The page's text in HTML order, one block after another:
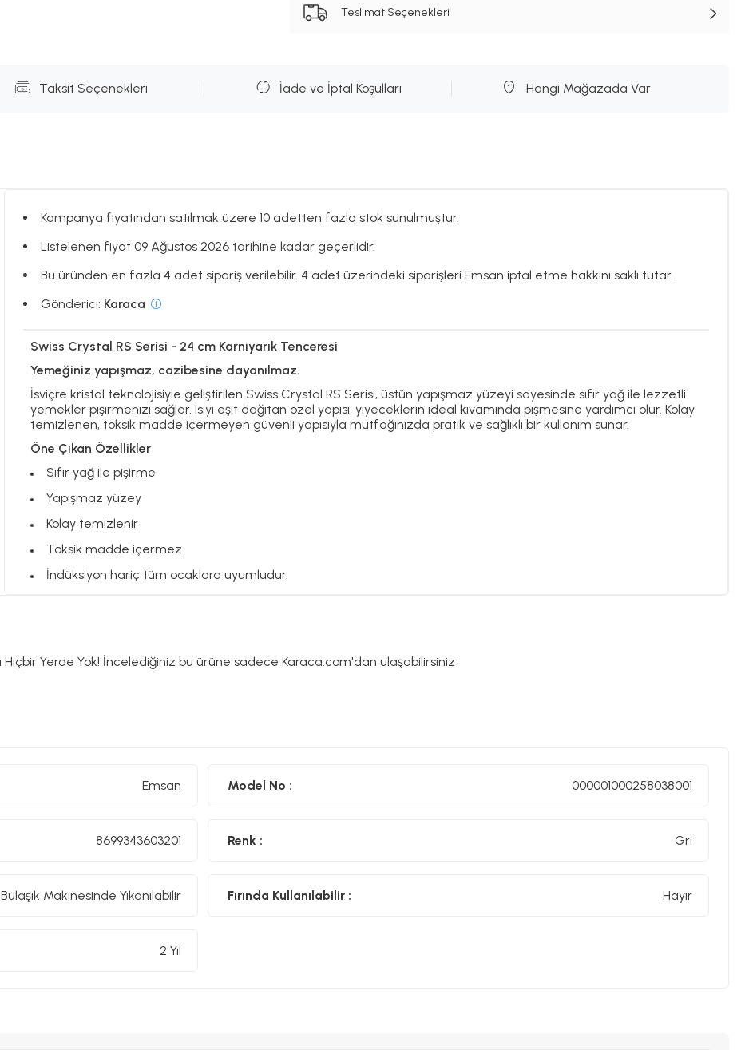
Teslimat Seçenekleri
Taksit Seçenekleri İade ve İptal Koşulları Hangi Mağazada Var
Kampanya fiyatından satılmak üzere 10 adetten fazla stok sunulmuştur.
Listelenen fiyat 09 Ağustos 2026 tarihine kadar geçerlidir.
Bu üründen en fazla 4 adet sipariş verilebilir. 4 adet üzerindeki siparişleri Emsan iptal etme hakkını saklı tutar.
Gönderici: Karaca
Swiss Crystal RS Serisi - 24 cm Karnıyarık Tenceresi
Yemeğiniz yapışmaz, cazibesine dayanılmaz.
İsviçre kristal teknolojisiyle geliştirilen Swiss Crystal RS Serisi, üstün yapışmaz yüzeyi sayesinde sıfır yağ ile lezzetli
yemekler pişirmenizi sağlar. Isıyı eşit dağıtan özel yapısı, yiyeceklerin ideal kıvamında pişmesine yardımcı olur. Kolay
temizlenen, toksik madde içermeyen güvenli yapısıyla mutfağınızda pratik ve sağlıklı bir kullanım sunar.
Öne Çıkan Özellikler
Sıfır yağ ile pişirme
Yapışmaz yüzey
Kolay temizlenir
Toksik madde içermez
İndüksiyon hariç tüm ocaklara uyumludur.
Emsan Model No : 000001000258038001
8699343603201 Renk : Gri
Bulaşık Makinesinde Yıkanılabilir Fırında Kullanılabilir : Hayır
2 Yıl